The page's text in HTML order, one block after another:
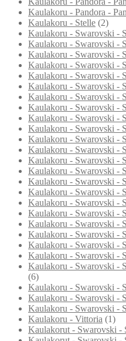
Kaulakoru - Pandora -
Kaulakoru - Stelle (2)
Kaulakoru - Swarovski -
Kaulakoru - Swarovski -
Kaulakoru - Swarovski -
Kaulakoru - Swarovski -
Kaulakoru - Swarovski -
Kaulakoru - Swarovski -
Kaulakoru - Swarovski -
Kaulakoru - Swarovski -
Kaulakoru - Swarovski -
Kaulakoru - Swarovski -
Kaulakoru - Swarovski -
Kaulakoru - Swarovski -
Kaulakoru - Swarovski -
Kaulakoru - Swarovski -
Kaulakoru - Swarovski -
Kaulakoru - Swarovski -
Kaulakoru - Swarovski -
Kaulakoru - Swarovski -
Kaulakoru - Swarovski -
Kaulakoru - Swarovski -
Kaulakoru - Swarovski -
Kaulakoru - Swarovski -
Kaulakoru - Swarovski -
(6)
Kaulakoru - Swarovski -
Kaulakoru - Swarovski -
Kaulakoru - Swarovski -
Kaulakoru - Vittoria (1)
Kaulakorut - Swarovski -